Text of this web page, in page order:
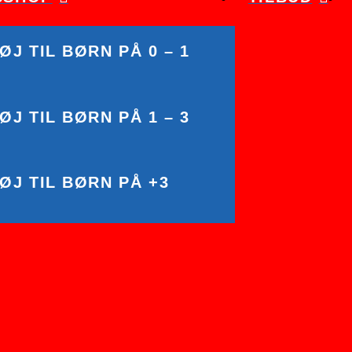
TIL BØRN PÅ 0 – 1
TIL BØRN PÅ 1 – 3
TIL BØRN PÅ +3